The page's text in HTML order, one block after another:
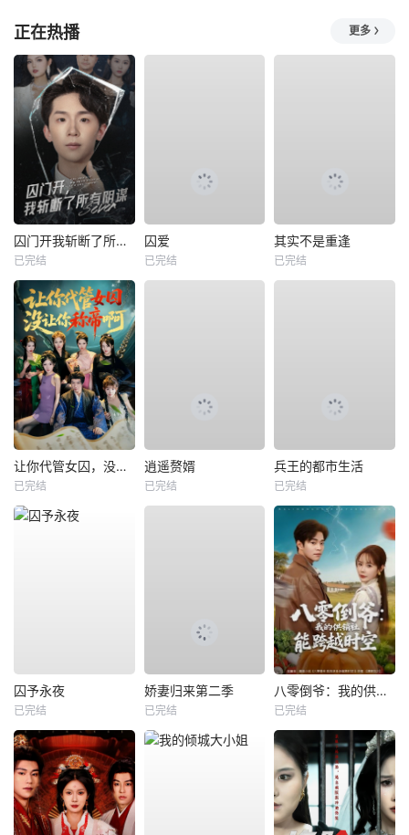
正在热播 更多
囚门开我斩断了所有阴谋
已完结
囚爱
已完结
其实不是重逢
已完结
让你代管女囚，没让你称帝啊
已完结
逍遥赘婿
已完结
兵王的都市生活
已完结
囚予永夜
已完结
娇妻归来第二季
已完结
八零倒爷：我的供销社能跨时空
已完结